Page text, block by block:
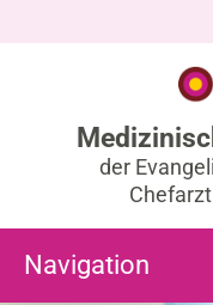
der
Navigation